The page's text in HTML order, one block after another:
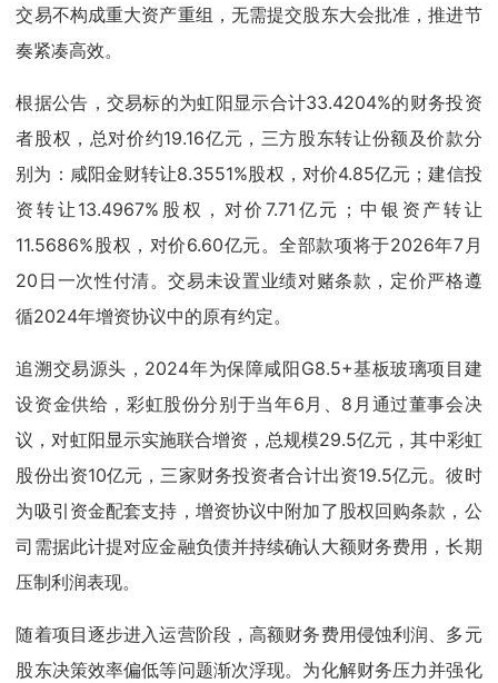
交易不构成重大资产重组，无需提交股东大会批准，推进节
奏紧凑高效。
根据公告，交易标的为虹阳显示合计33.4204%的财务投资
者股权，总对价约19.16亿元，三方股东转让份额及价款分
别为：咸阳金财转让8.3551%股权，对价4.85亿元；建信投
资转让13.4967%股权，对价7.71亿元；中银资产转让
11.5686%股权，对价6.60亿元。全部款项将于2026年7月
20日一次性付清。交易未设置业绩对赌条款，定价严格遵
循2024年增资协议中的原有约定。
追溯交易源头，2024年为保障咸阳G8.5+基板玻璃项目建
设资金供给，彩虹股份分别于当年6月、8月通过董事会决
议，对虹阳显示实施联合增资，总规模29.5亿元，其中彩虹
股份出资10亿元，三家财务投资者合计出资19.5亿元。彼时
为吸引资金配套支持，增资协议中附加了股权回购条款，公
司需据此计提对应金融负债并持续确认大额财务费用，长期
压制利润表现。
随着项目逐步进入运营阶段，高额财务费用侵蚀利润、多元
股东决策效率偏低等问题渐次浮现。为化解财务压力并强化